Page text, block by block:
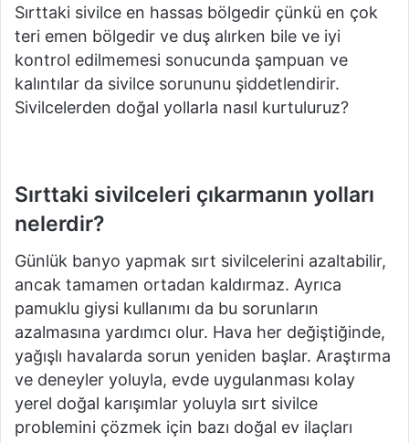
Sırttaki sivilce en hassas bölgedir çünkü en çok
teri emen bölgedir ve duş alırken bile ve iyi
kontrol edilmemesi sonucunda şampuan ve
kalıntılar da sivilce sorununu şiddetlendirir.
Sivilcelerden doğal yollarla nasıl kurtuluruz?
Sırttaki sivilceleri çıkarmanın yolları
nelerdir?
Günlük banyo yapmak sırt sivilcelerini azaltabilir,
ancak tamamen ortadan kaldırmaz. Ayrıca
pamuklu giysi kullanımı da bu sorunların
azalmasına yardımcı olur. Hava her değiştiğinde,
yağışlı havalarda sorun yeniden başlar. Araştırma
ve deneyler yoluyla, evde uygulanması kolay
yerel doğal karışımlar yoluyla sırt sivilce
problemini çözmek için bazı doğal ev ilaçları